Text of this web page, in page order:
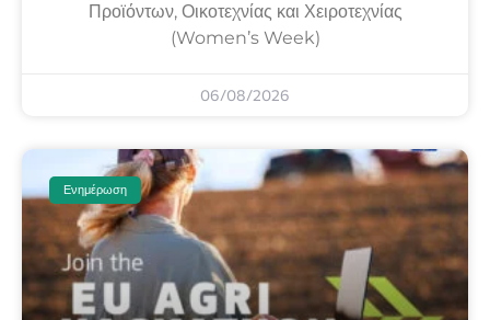
Προϊόντων, Οικοτεχνίας και Χειροτεχνίας
(Women’s Week)
06/08/2026
Ενημέρωση